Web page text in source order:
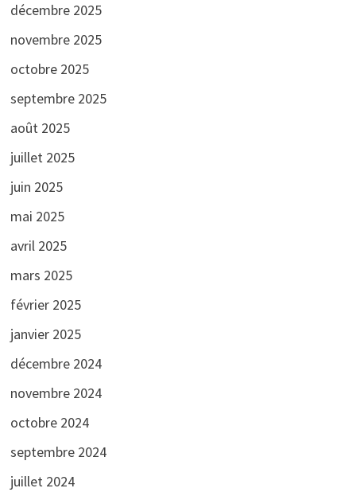
décembre 2025
novembre 2025
octobre 2025
septembre 2025
août 2025
juillet 2025
juin 2025
mai 2025
avril 2025
mars 2025
février 2025
janvier 2025
décembre 2024
novembre 2024
octobre 2024
septembre 2024
juillet 2024